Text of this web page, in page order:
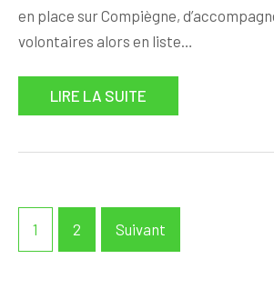
en place sur Compiègne,
volontaires alors en liste…
LIRE LA SUITE
Navigation
des1 2 Suivant